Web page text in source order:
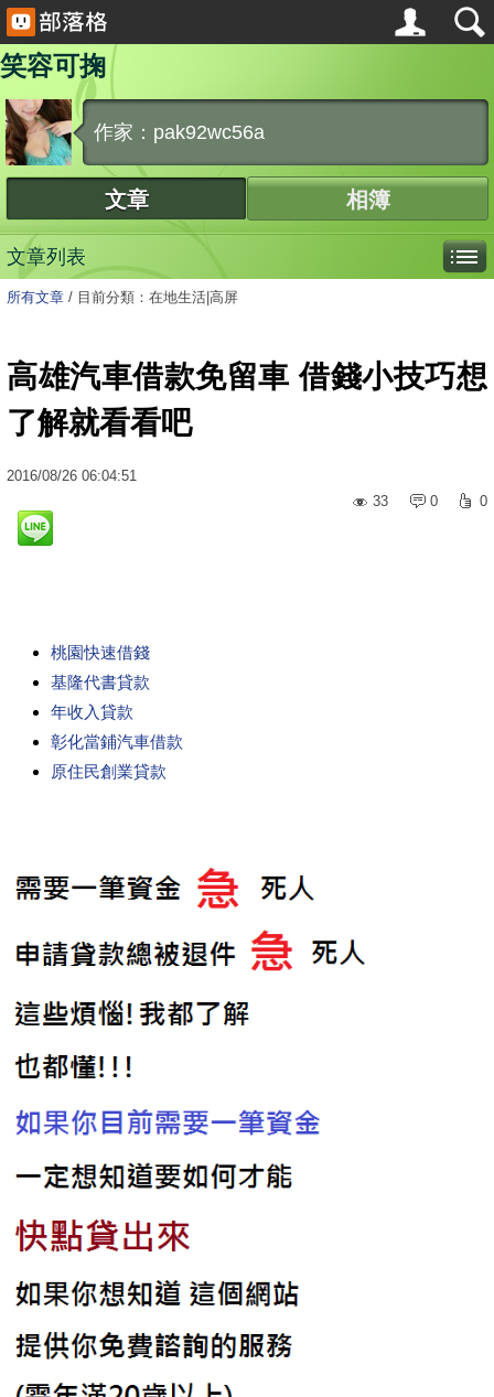
笑容可掬
作家：pak92wc56a
文章 相簿
文章列表
所有文章 / 目前分類：在地生活|高屏
高雄汽車借款免留車 借錢小技巧想
了解就看看吧
2016/08/26 06:04:51
33
0 0
桃園快速借錢
基隆代書貸款
年收入貸款
彰化當鋪汽車借款
原住民創業貸款